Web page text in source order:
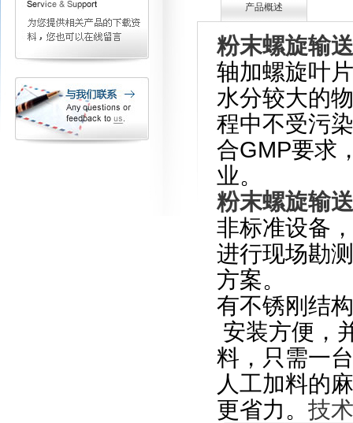
产品概述
粉末螺旋输
轴加螺旋叶
水分较大的
程中不受污
合GMP要求
业。
粉末螺旋输
非标准设备
进行现场勘
方案。
有不锈刚结
安装方便，
料，只需一
人工加料的
更省力。 技